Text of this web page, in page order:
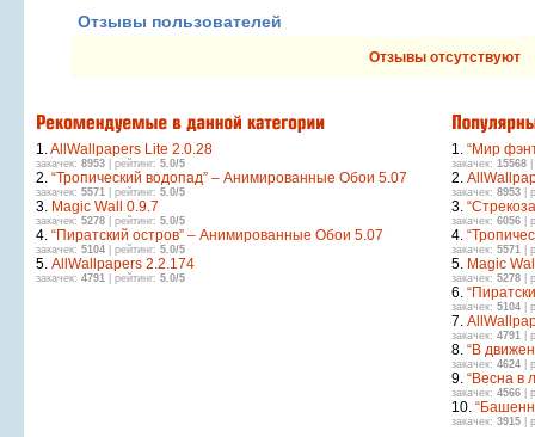
Отзывы пользователей
Отзывы отсутствуют
1.AllWallpapers Lite 2.0.28
закачек: 8953 | рейтинг: 5.0/5
2. “Тропический водопад” – Анимированные Обои 5.07
закачек: 5571 | рейтинг: 5.0/5
3. Magic Wall 0.9.7
закачек: 5278 | рейтинг: 5.0/5
4. “Пиратский остров” – Анимированные Обои 5.07
закачек: 5104 | рейтинг: 5.0/5
5. AllWallpapers 2.2.174
закачек: 4791 | рейтинг: 5.0/5
1. “Мир
закачек: 15568
2.
закачек: 8953 |
3.
закачек: 6056 |
4.
закачек: 5571 |
5. Magic
закачек: 5278 |
6.
закачек: 5104 |
7.
закачек: 4791 |
8. “В
закачек: 4624 |
9. “Весна в
закачек: 4566 |
10.
закачек: 3915 |